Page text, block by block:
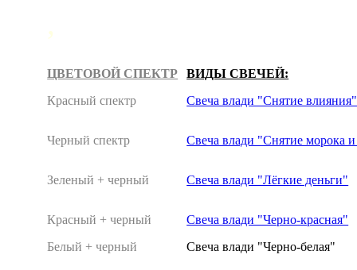
,
ЦВЕТОВОЙ СПЕКТР
Красный спектр
ВИДЫ СВЕЧЕЙ:
Свеча влади "Снятие влияния"
Черный спектр Свеча влади "Снятие морока
Зеленый + черный Свеча влади "Лёгкие деньги"
Красный + черный
Белый + черный
Свеча влади "Черно-красная"
Свеча влади "Черно-белая"